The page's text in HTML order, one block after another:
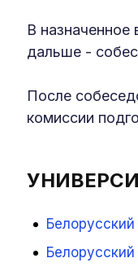
В
дальше -
После
комиссии